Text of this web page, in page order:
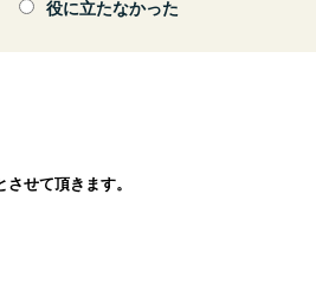
役に立たなかった
せて頂きます。